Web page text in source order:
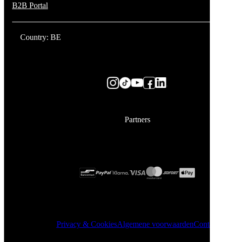
B2B Portal
Country: BE
Partners
Privacy & CookiesAlgemene voorwaardenContact